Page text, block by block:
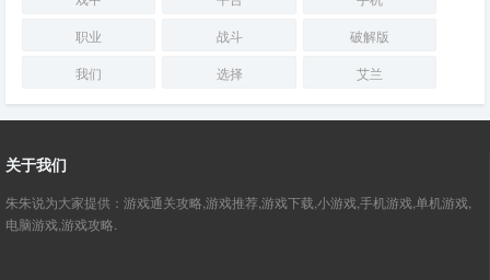
职业
战斗
破解版
我们
选择 艾兰
关于我们
朱朱说为大家提供：游戏通关攻略,游戏推荐,游戏下载,小游戏,手机游戏,单机游戏,
电脑游戏,游戏攻略.